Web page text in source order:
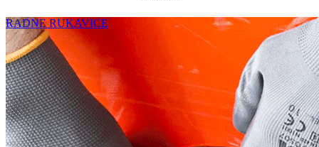
RADNE RUKAVICE